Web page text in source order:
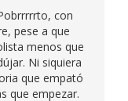
con
pese a que
menos que
Ni siquiera
que empató
que empezar.